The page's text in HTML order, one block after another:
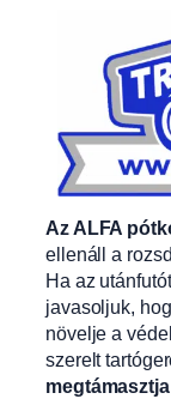
Az ALFA
ellenáll a
Ha az
javasoljuk,
növelje a
szerelt